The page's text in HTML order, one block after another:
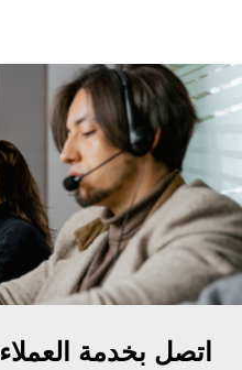
اتصل بخدمة العملاء